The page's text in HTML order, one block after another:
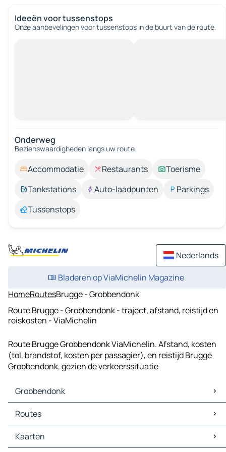
Ideeën voor tussenstops
Onze aanbevelingen voor tussenstops in de buurt van de route.
Onderweg
Bezienswaardigheden langs uw route.
Accommodatie Restaurants
Toerisme
Tankstations
Auto-laadpunten
Parkings
Tussenstops
Nederlands
Bladeren op ViaMichelin Magazine
HomeRoutesBrugge - Grobbendonk
Route Brugge - Grobbendonk - traject, afstand, reistijd en
reiskosten - ViaMichelin
Route Brugge Grobbendonk ViaMichelin. Afstand, kosten
(tol, brandstof, kosten per passagier), en reistijd Brugge
Grobbendonk, gezien de verkeerssituatie
Grobbendonk
Grobbendonk Kaarten
Grobbendonk Verkeer
Grobbendonk Hotels
Grobbendonk Restaurants
Routes
Routes Grobbendonk - Deurne
Routes Grobbendonk - Nijlen
Kaarten